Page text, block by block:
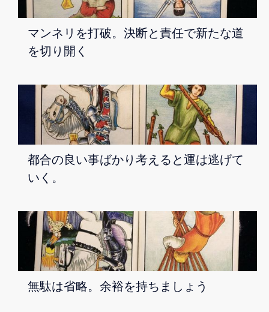
マンネリを打破。決断と責任で新たな道
を切り開く
都合の良い事ばかり考えると運は逃げて
いく。
無駄は省略。余裕を持ちましょう